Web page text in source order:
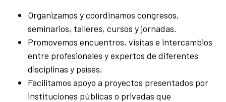
Organizamos y coordinamos congresos,
seminarios, talleres, cursos y jornadas.
Promovemos encuentros, visitas e intercambios
entre profesionales y expertos de diferentes
disciplinas y países.
Facilitamos apoyo a proyectos presentados por
instituciones públicas o privadas que